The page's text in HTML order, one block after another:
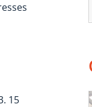
15